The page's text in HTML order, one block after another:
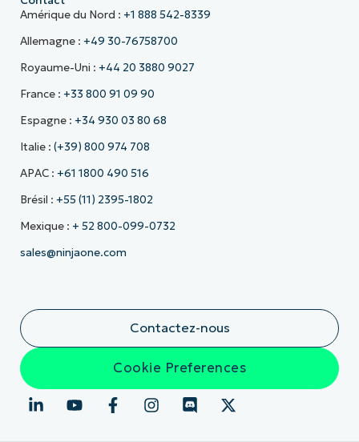
Amérique du Nord : +1 888 542-8339
Allemagne : +49 30-76758700
Royaume-Uni : +44 20 3880 9027
France : +33 800 91 09 90
Espagne : +34 930 03 80 68
Italie : (+39) 800 974 708
APAC : +61 1800 490 516
Brésil : +55 (11) 2395-1802
Mexique : + 52 800-099-0732
sales@ninjaone.com
Contactez-nous
Cookie Preferences